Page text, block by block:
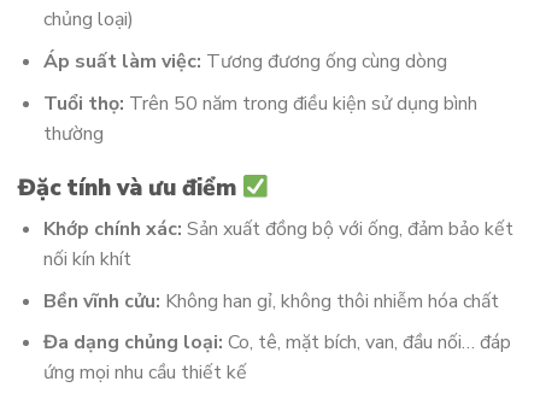
chủng loại)
Áp suất làm việc: Tương đương ống cùng dòng
Tuổi thọ: Trên 50 năm trong điều kiện sử dụng bình
thường
Đặc tính và ưu điểm
Khớp chính xác: Sản xuất đồng bộ với ống, đảm bảo kết
nối kín khít
Bền vĩnh cửu: Không han gỉ, không thôi nhiễm hóa chất
Đa dạng chủng loại: Co, tê, mặt bích, van, đầu nối… đáp
ứng mọi nhu cầu thiết kế